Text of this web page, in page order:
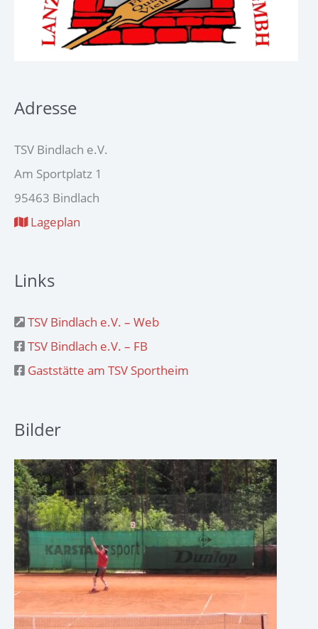
Adresse
TSV Bindlach e.V.
Am Sportplatz 1
95463 Bindlach
Lageplan
Links
TSV Bindlach e.V. – Web
TSV Bindlach e.V. – FB
Gaststätte am TSV Sportheim
Bilder